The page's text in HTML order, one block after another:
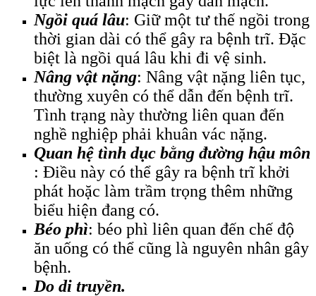
Ngồi quá lâu: Giữ một tư thế ngồi trong
thời gian dài có thể gây ra bệnh trĩ. Đặc
biệt là ngồi quá lâu khi đi vệ sinh.
Nâng vật nặng: Nâng vật nặng liên tục,
thường xuyên có thể dẫn đến bệnh trĩ.
Tình trạng này thường liên quan đến
nghề nghiệp phải khuân vác nặng.
Quan hệ tình dục bằng đường hậu môn
: Điều này có thể gây ra bệnh trĩ khởi
phát hoặc làm trầm trọng thêm những
biểu hiện đang có.
Béo phì: béo phì liên quan đến chế độ
ăn uống có thể cũng là nguyên nhân gây
bệnh.
Do di truyền.